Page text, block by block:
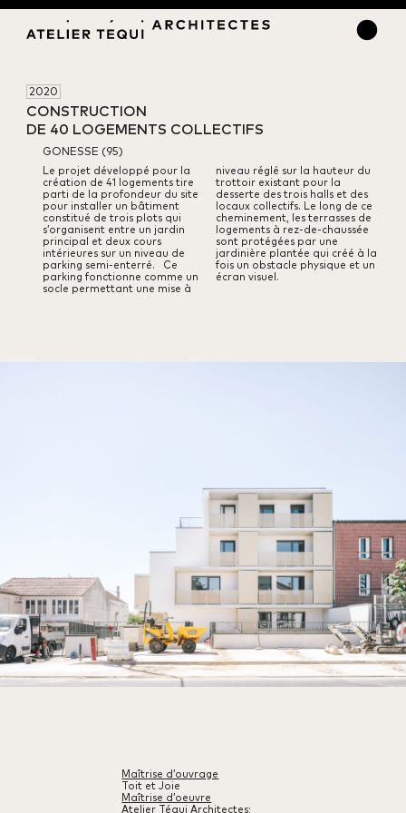
2020
CONSTRUCTION
DE 40 LOGEMENTS COLLECTIFS
GONESSE (95)
Le projet développé pour la
création de 41 logements tire
parti de la profondeur du site
pour installer un bâtiment
constitué de trois plots qui
s’organisent entre un jardin
principal et deux cours
intérieures sur un niveau de
parking semi‐enterré.
Ce
parking fonctionne comme un
socle permettant une mise à
niveau réglé sur la hauteur du
trottoir existant pour la
desserte des trois halls et des
locaux collectifs. Le long de ce
cheminement, les terrasses de
logements à rez-de-chaussée
sont protégées par une
jardinière plantée qui créé à la
fois un obstacle physique et un
écran visuel.
Maîtrise d’ouvrage
Toit et Joie
Maîtrise d’oeuvre
Atelier Téqui Architectes;